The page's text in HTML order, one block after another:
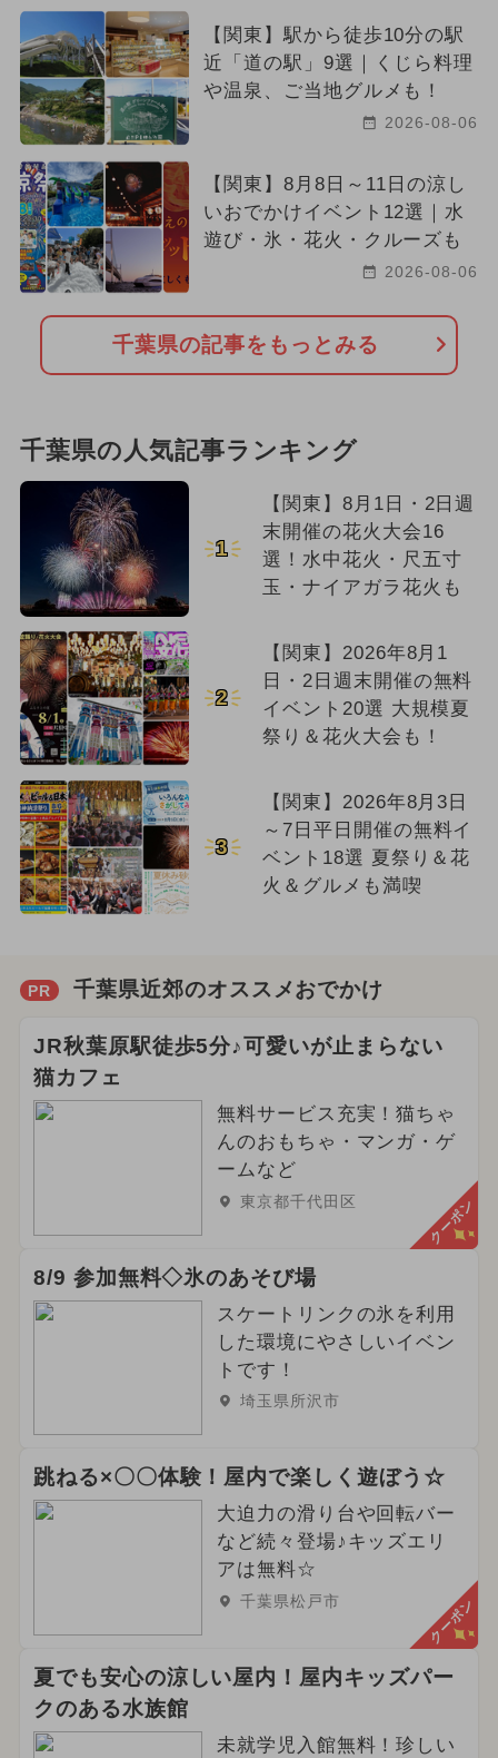
【関東】駅から徒歩10分の駅
近「道の駅」9選｜くじら料理
や温泉、ご当地グルメも！
2026-08-06
【関東】8月8日～11日の涼し
いおでかけイベント12選｜水
遊び・氷・花火・クルーズも
2026-08-06
千葉県の記事をもっとみる
千葉県の人気記事ランキング
1
【関東】8月1日・2日週
末開催の花火大会16
選！水中花火・尺五寸
玉・ナイアガラ花火も
2
【関東】2026年8月1
日・2日週末開催の無料
イベント20選 大規模夏
祭り＆花火大会も！
3
【関東】2026年8月3日
～7日平日開催の無料イ
ベント18選 夏祭り＆花
火＆グルメも満喫
PR 千葉県近郊のオススメおでかけ
JR秋葉原駅徒歩5分♪可愛いが止まらない
猫カフェ
無料サービス充実！猫ちゃ
んのおもちゃ・マンガ・ゲ
ームなど
東京都千代田区 クーポン
8/9 参加無料◇氷のあそび場
スケートリンクの氷を利用
した環境にやさしいイベン
トです！
埼玉県所沢市
跳ねる×〇〇体験！屋内で楽しく遊ぼう☆
大迫力の滑り台や回転バー
など続々登場♪キッズエリ
アは無料☆
千葉県松戸市 クーポン
夏でも安心の涼しい屋内！屋内キッズパー
クのある水族館
未就学児入館無料！珍しい